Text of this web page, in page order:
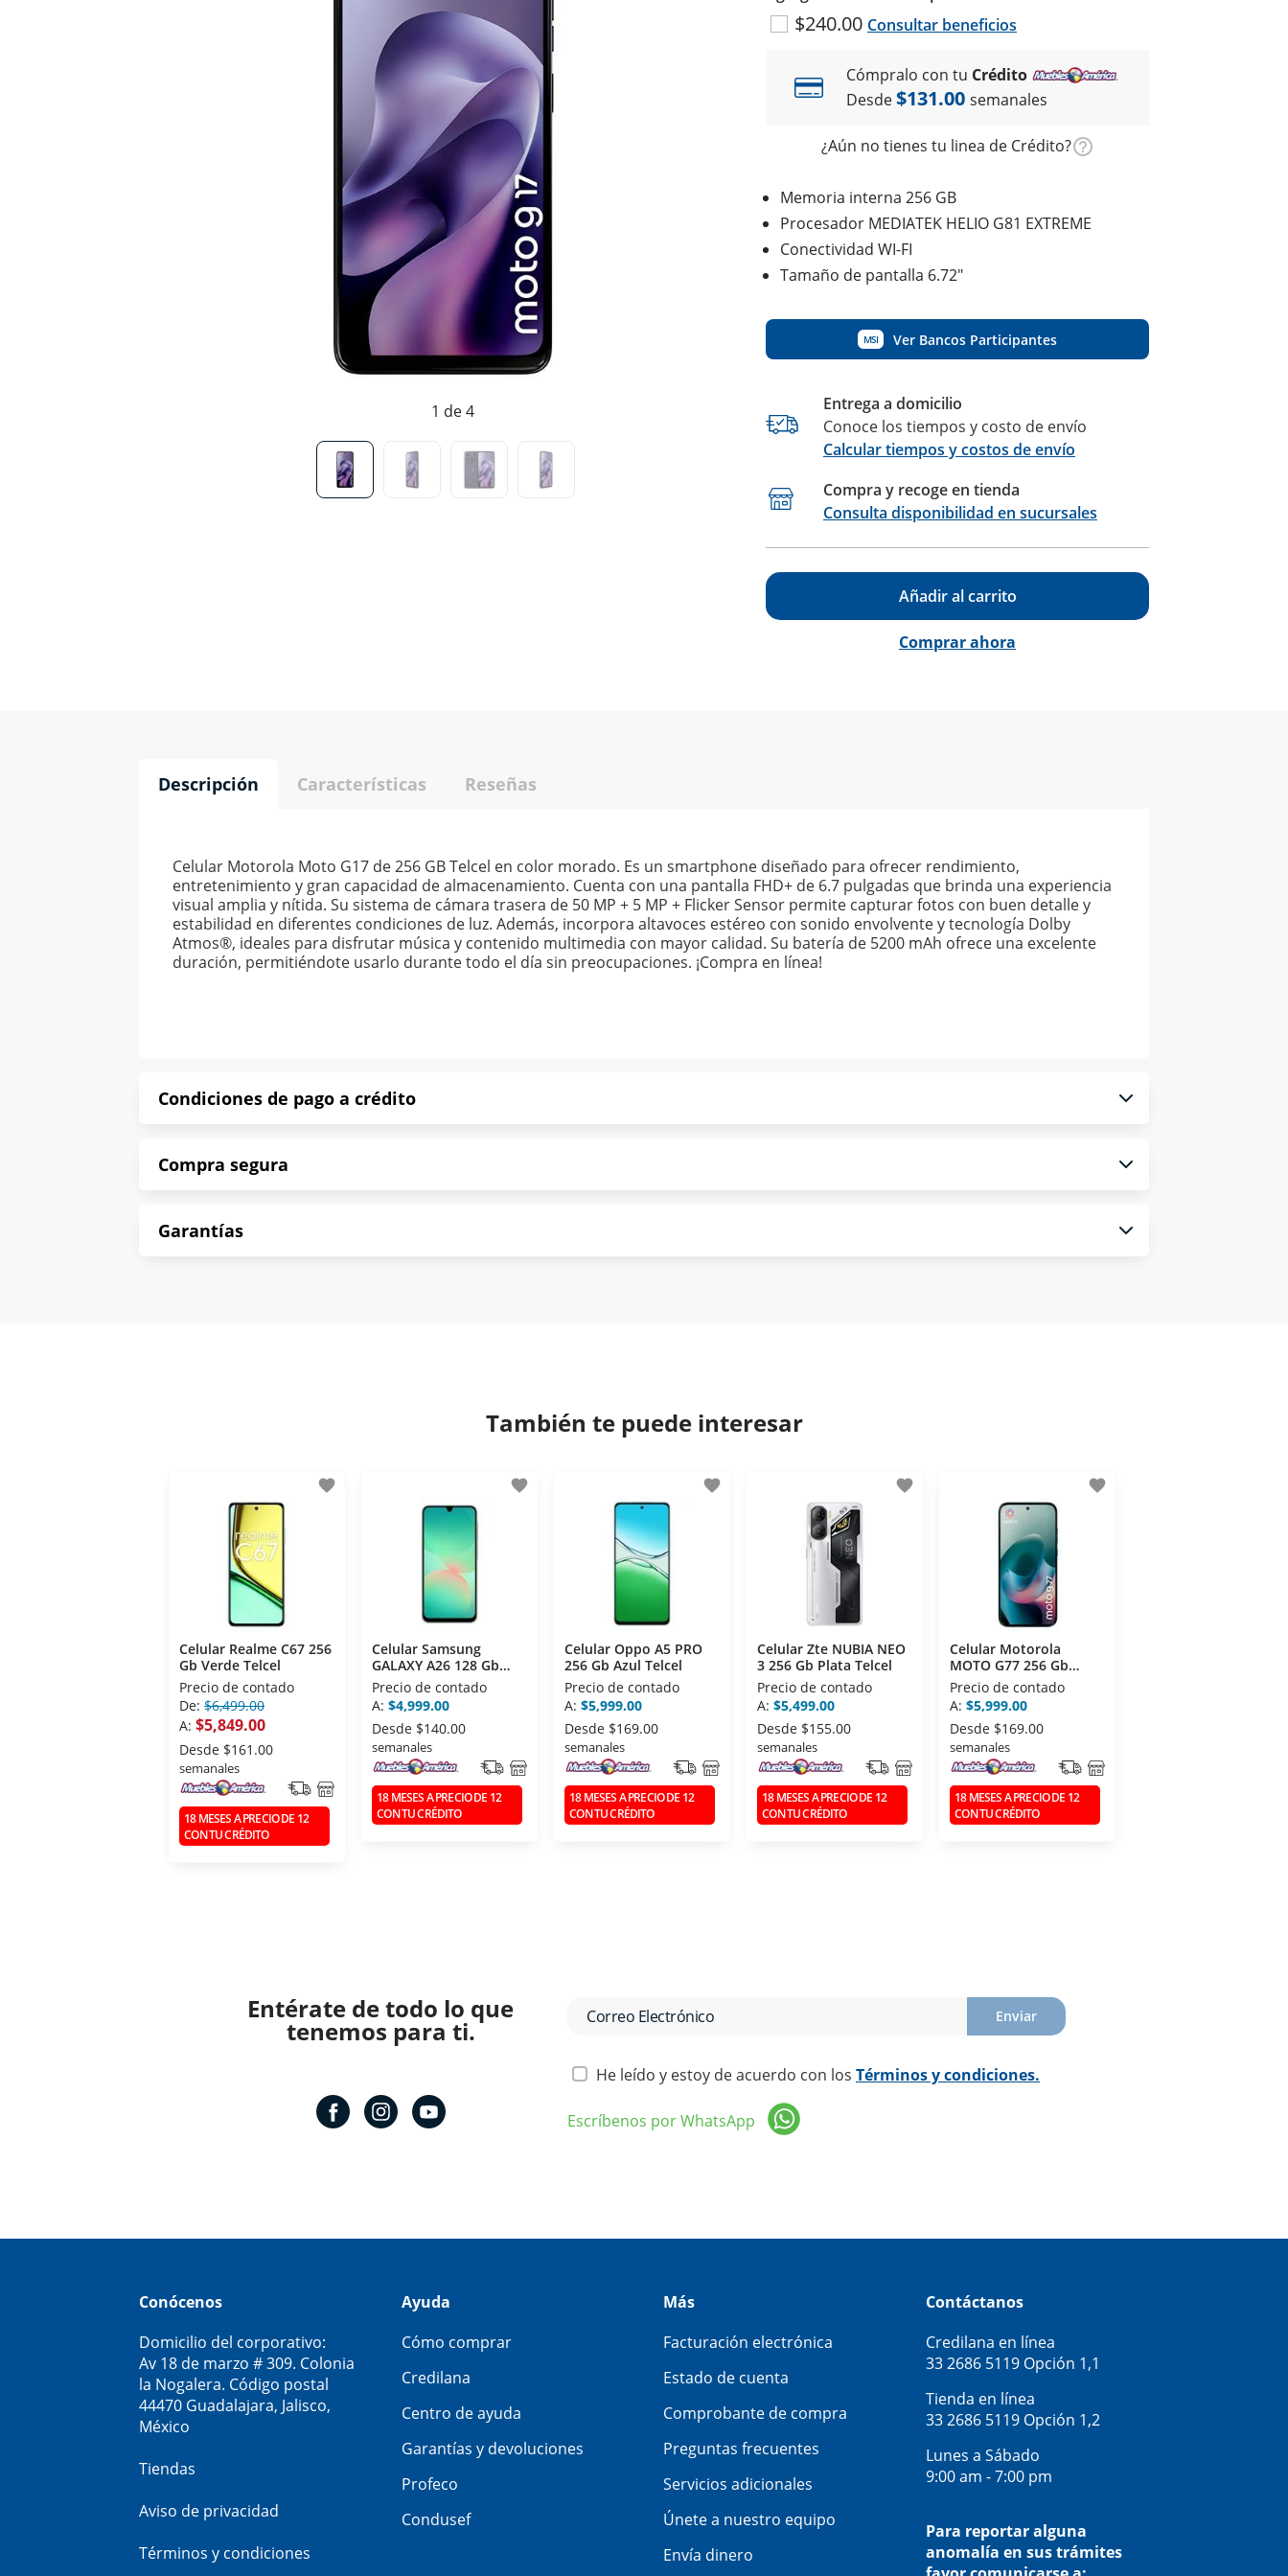
1 de 4
$240.00 Consultar beneficios
Cómpralo con tu Crédito
Desde$131.00 semanales
¿Aún no tienes tu linea de Crédito?
Memoria interna 256 GB
Procesador MEDIATEK HELIO G81 EXTREME
Conectividad WI-FI
Tamaño de pantalla 6.72"
MSI Ver Bancos Participantes
Entrega a domicilio
Conoce los tiempos y costo de envío
Calcular tiempos y costos de envío
Compra y recoge en tienda
Consulta disponibilidad en sucursales
Añadir al carrito
Comprar ahora
Descripción Características Reseñas
Celular Motorola Moto G17 de 256 GB Telcel en color morado. Es un smartphone diseñado para ofrecer rendimiento,
entretenimiento y gran capacidad de almacenamiento. Cuenta con una pantalla FHD+ de 6.7 pulgadas que brinda una experiencia
visual amplia y nítida. Su sistema de cámara trasera de 50 MP + 5 MP + Flicker Sensor permite capturar fotos con buen detalle y
estabilidad en diferentes condiciones de luz. Además, incorpora altavoces estéreo con sonido envolvente y tecnología Dolby
Atmos®, ideales para disfrutar música y contenido multimedia con mayor calidad. Su batería de 5200 mAh ofrece una excelente
duración, permitiéndote usarlo durante todo el día sin preocupaciones. ¡Compra en línea!
Condiciones de pago a crédito
Compra segura
Garantías
También te puede interesar
favorite
Celular Realme C67 256
Gb Verde Telcel
Precio de contado
De: $6,499.00
A: $5,849.00
Desde $161.00
semanales
18 MESES A PRECIO DE 12
CON TU CRÉDITO
favorite
Celular Samsung
GALAXY A26 128 Gb
Verde Telcel
Precio de contado
A: $4,999.00
Desde $140.00
semanales
18 MESES A PRECIO DE 12
CON TU CRÉDITO
favorite
Celular Oppo A5 PRO
256 Gb Azul Telcel
Precio de contado
A: $5,999.00
Desde $169.00
semanales
18 MESES A PRECIO DE 12
CON TU CRÉDITO
favorite
Celular Zte NUBIA NEO
3 256 Gb Plata Telcel
Precio de contado
A: $5,499.00
Desde $155.00
semanales
18 MESES A PRECIO DE 12
CON TU CRÉDITO
favorite
Celular Motorola
MOTO G77 256 Gb
Verde Telcel
Precio de contado
A: $5,999.00
Desde $169.00
semanales
18 MESES A PRECIO DE 12
CON TU CRÉDITO
Entérate de todo lo que
tenemos para ti. Enviar
He leído y estoy de acuerdo con los Términos y condiciones.
Escríbenos por WhatsApp
Conócenos
Domicilio del corporativo:
Av 18 de marzo # 309. Colonia
la Nogalera. Código postal
44470 Guadalajara, Jalisco,
México
Tiendas
Aviso de privacidad
Términos y condiciones
Ayuda
Cómo comprar
Credilana
Centro de ayuda
Garantías y devoluciones
Profeco
Condusef
Más
Facturación electrónica
Estado de cuenta
Comprobante de compra
Preguntas frecuentes
Servicios adicionales
Únete a nuestro equipo
Envía dinero
Contáctanos
Credilana en línea
33 2686 5119 Opción 1,1
Tienda en línea
33 2686 5119 Opción 1,2
Lunes a Sábado
9:00 am - 7:00 pm
Para reportar alguna
anomalía en sus trámites